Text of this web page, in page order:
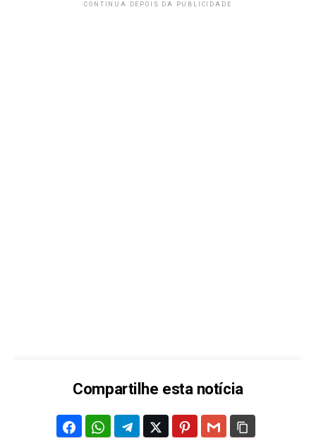
CONTINUA DEPOIS DA PUBLICIDADE
Compartilhe esta notícia